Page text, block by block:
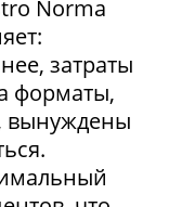
Norma
затраты
форматы,
вынуждены